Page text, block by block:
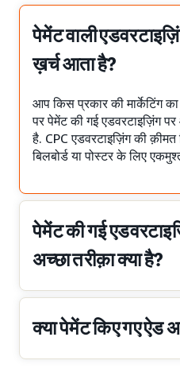
पेमेंट वाली
ख़र्च आता है?
आप किस प्रकार की मार्केटिंग
पर पेमेंट की गई एडवरटाइज़िंग
है. CPC एडवरटाइज़िंग की
बिलबोर्ड या पोस्टर के लिए
पेमेंट की गई
अच्छा तरीक़ा क्या है?
क्या पेमेंट किए गए ऐड